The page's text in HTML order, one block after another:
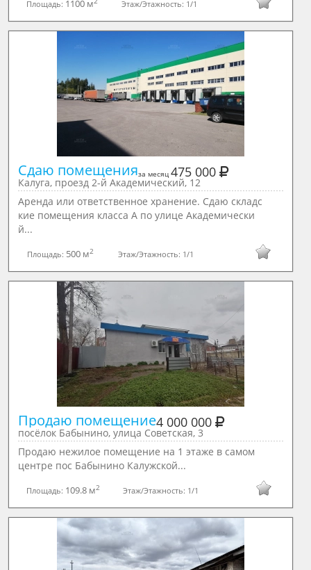
Площадь: 1100 м Этаж/Этажность: 1/1
Сдаю помещенияза месяц 475 000
Калуга, проезд 2-й Академический, 12
Аренда или ответственное хранение. Сдаю складс
кие помещения класса А по улице Академически
й...
Площадь: 500 м2 Этаж/Этажность: 1/1
Продаю помещение4 000 000
посёлок Бабынино, улица Советская, 3
Продаю нежилое помещение на 1 этаже в самом
центре пос Бабынино Калужской...
Площадь: 109.8 м2 Этаж/Этажность: 1/1